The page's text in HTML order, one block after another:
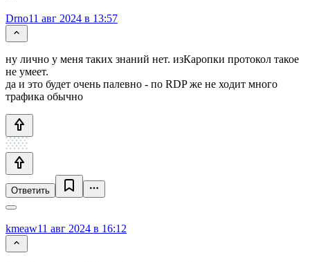
Drno11 авг 2024 в 13:57
ну лично у меня таких знаний нет. изКаропки протокол такое
не умеет.
да и это будет очень палевно - по RDP же не ходит много
трафика обычно
Ответить
kmeaw11 авг 2024 в 16:12